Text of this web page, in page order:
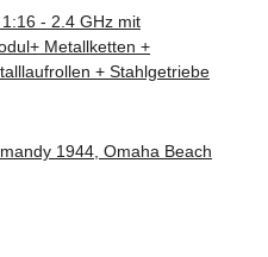
- 2.4 GHz mit
Metallketten +
+ Stahlgetriebe